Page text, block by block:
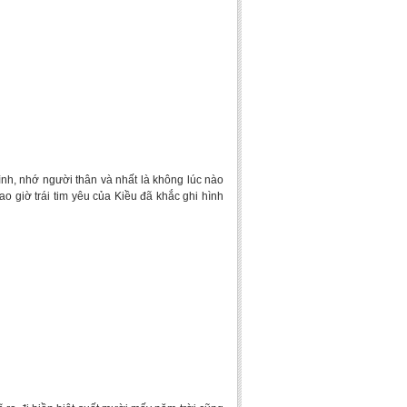
nhớ người thân và nhất là không lúc nào
giờ trái tim yêu của Kiều đã khắc ghi hình